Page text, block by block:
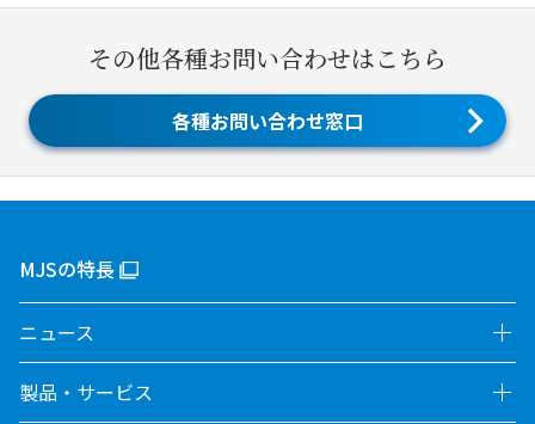
その他各種お問い合わせはこちら
各種お問い合わせ窓口
MJSの特長
ニュース
製品・サービス